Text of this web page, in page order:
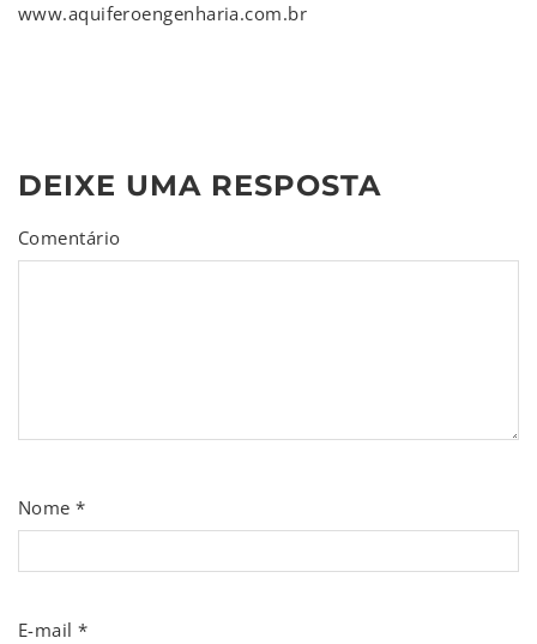
www.aquiferoengenharia.com.br
DEIXE UMA RESPOSTA
Comentário
Nome*
E-mail*